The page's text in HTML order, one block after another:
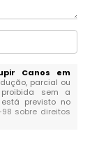
Canos em
parcial ou
sem a
previsto no
98 sobre direitos